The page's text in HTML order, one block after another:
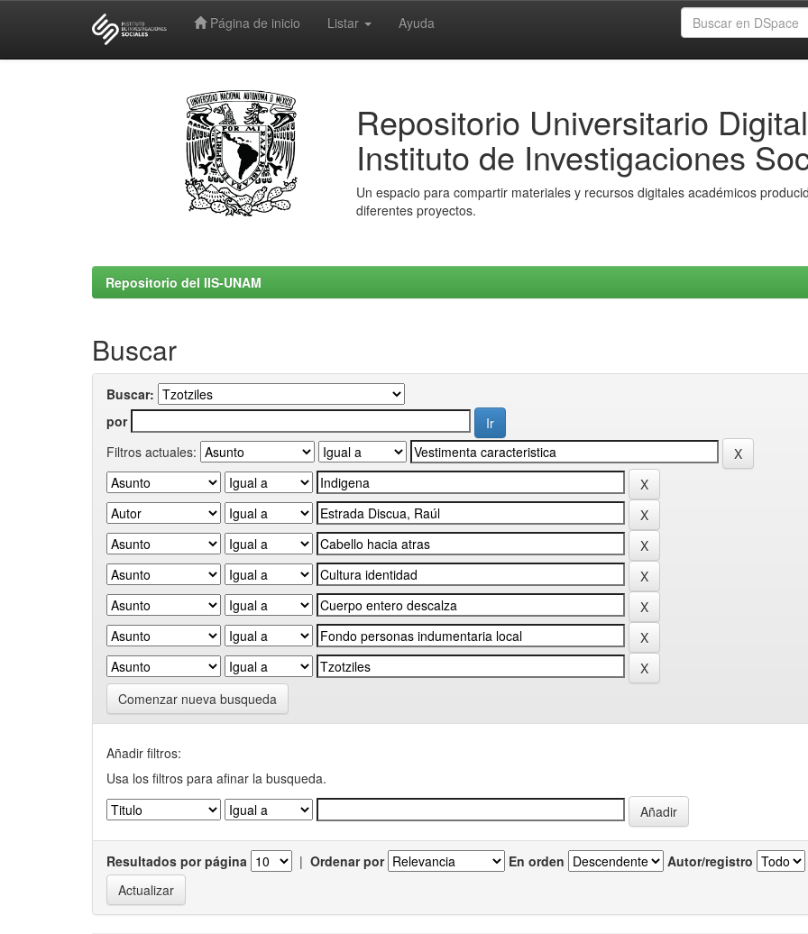
Página de inicio Listar Ayuda
Repositorio Universitario Digital
Instituto de Investigaciones
Un espacio para compartir materiales y recursos digitales académicos
diferentes proyectos.
Repositorio del IIS-UNAM
Buscar
Buscar:
por
Filtros actuales:
Comenzar nueva busqueda
Añadir filtros:
Usa los filtros para afinar la busqueda.
Resultados por página | Ordenar por En orden Autor/registro